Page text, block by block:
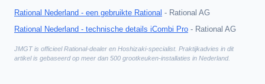
Rational Nederland - een gebruikte Rational - Rational AG
Rational Nederland - technische details iCombi Pro - Rational AG
JMGT is officieel Rational-dealer en Hoshizaki-specialist. Praktijkadvies in dit
artikel is gebaseerd op meer dan 500 grootkeuken-installaties in Nederland.